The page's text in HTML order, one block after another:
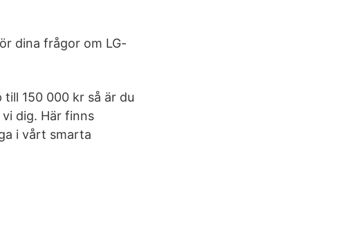
dina frågor om LG-
150 000 kr så är du
dig. Här finns
i vårt smarta